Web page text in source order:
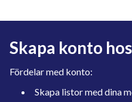
Skapa konto
Fördelar med konto:
Skapa listor med dina